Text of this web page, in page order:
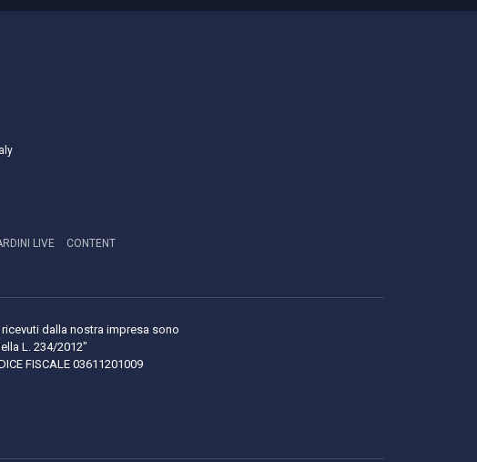
LIVE CONTENT
dalla nostra impresa sono
L. 234/2012"
FISCALE 03611201009